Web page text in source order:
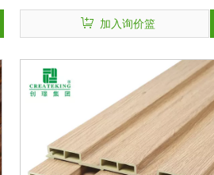
加入询价篮